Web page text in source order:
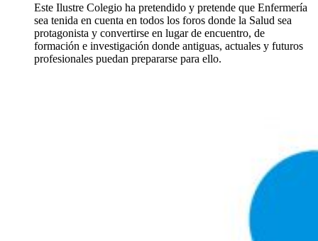
Este Ilustre Colegio ha pretendido y pretende que Enfermería
sea tenida en cuenta en todos los foros donde la Salud sea
protagonista y convertirse en lugar de encuentro, de
formación e investigación donde antiguas, actuales y futuros
profesionales puedan prepararse para ello.